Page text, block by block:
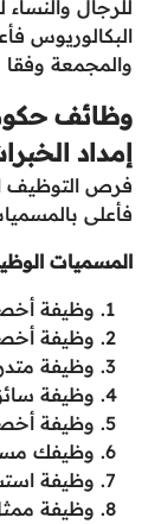
البكالوريوس
والمجمعة وفقا
وظائف
إمداد
فرص التوظيف
فأعلى
المسميات
وظيفة
وظيفة
وظيفة
وظيفة
وظيفة
وظيفك
وظيفة
وظيفة